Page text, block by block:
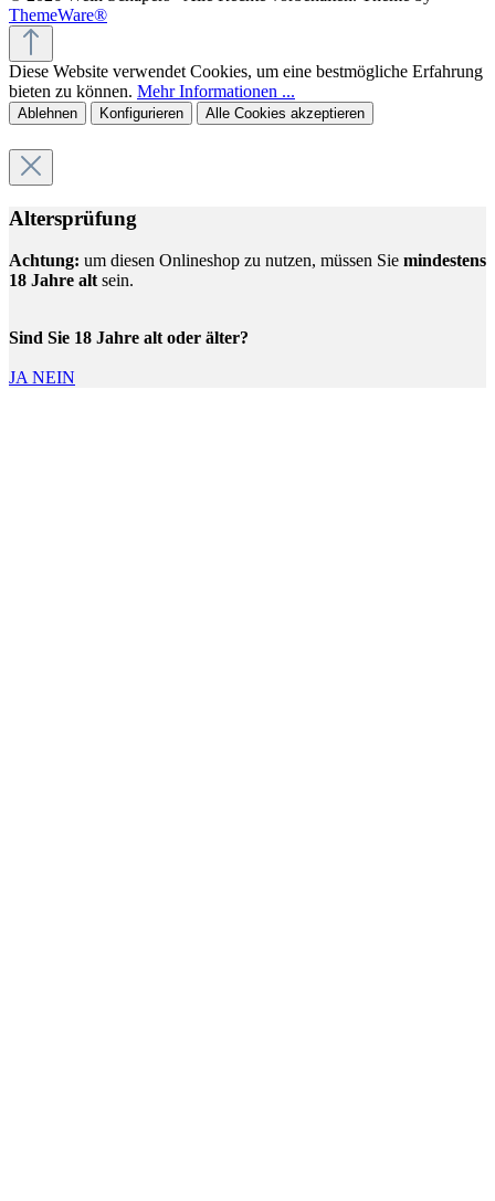
ThemeWare®
Diese Website verwendet Cookies, um eine bestmögliche Erfahrung
bieten zu können. Mehr Informationen ...
Ablehnen Konfigurieren Alle Cookies akzeptieren
Altersprüfung
Achtung: um diesen Onlineshop zu nutzen, müssen Sie mindestens
18 Jahre alt sein.
Sind Sie 18 Jahre alt oder älter?
JA NEIN